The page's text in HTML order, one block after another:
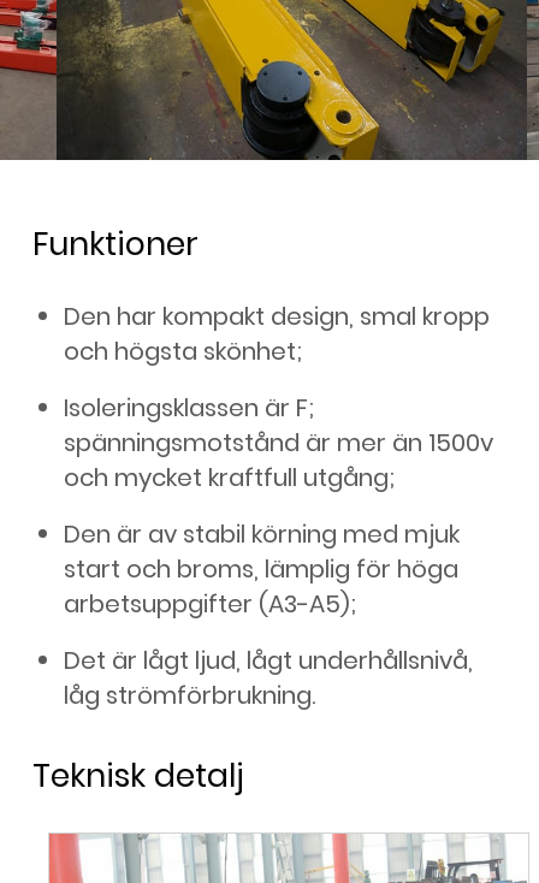
Funktioner
Den har kompakt design, smal kropp
och högsta skönhet;
Isoleringsklassen är F;
spänningsmotstånd är mer än 1500v
och mycket kraftfull utgång;
Den är av stabil körning med mjuk
start och broms, lämplig för höga
arbetsuppgifter (A3-A5);
Det är lågt ljud, lågt underhållsnivå,
låg strömförbrukning.
Teknisk detalj